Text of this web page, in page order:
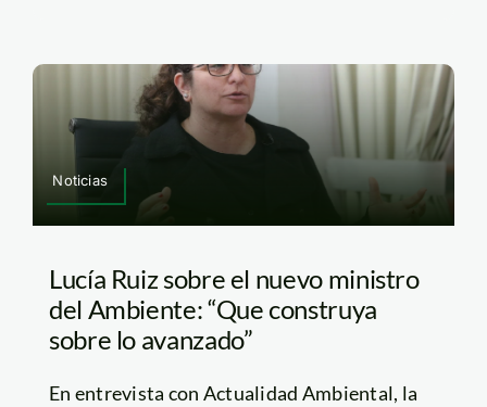
Noticias
Lucía Ruiz sobre el nuevo ministro
del Ambiente: “Que construya
sobre lo avanzado”
En entrevista con Actualidad Ambiental, la